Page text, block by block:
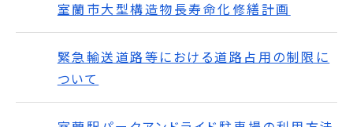
室蘭市大型構造物長寿命化修繕計画
緊急輸送道路等における道路占用の制限に
ついて